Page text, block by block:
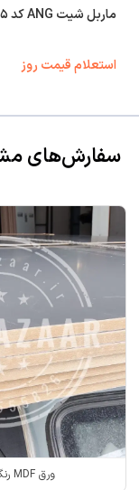
ماربل شیت ANG کد ۱۱۵ | براق ۳ میل
استعلام قیمت روز
سفارش‌های
ورق MDF رنگی پاک چوب